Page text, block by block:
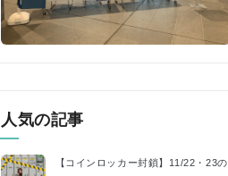
人気の記事
【コインロッカー封鎖】11/22・23の